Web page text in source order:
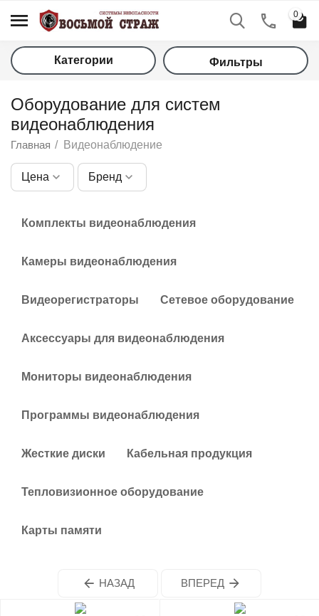
0
Категории Фильтры
Оборудование для систем
видеонаблюдения
Главная / Видеонаблюдение
Цена Бренд
Комплекты видеонаблюдения
Камеры видеонаблюдения
Видеорегистраторы Сетевое оборудование
Аксессуары для видеонаблюдения
Мониторы видеонаблюдения
Программы видеонаблюдения
Жесткие диски Кабельная продукция
Тепловизионное оборудование
Карты памяти
НАЗАД ВПЕРЕД